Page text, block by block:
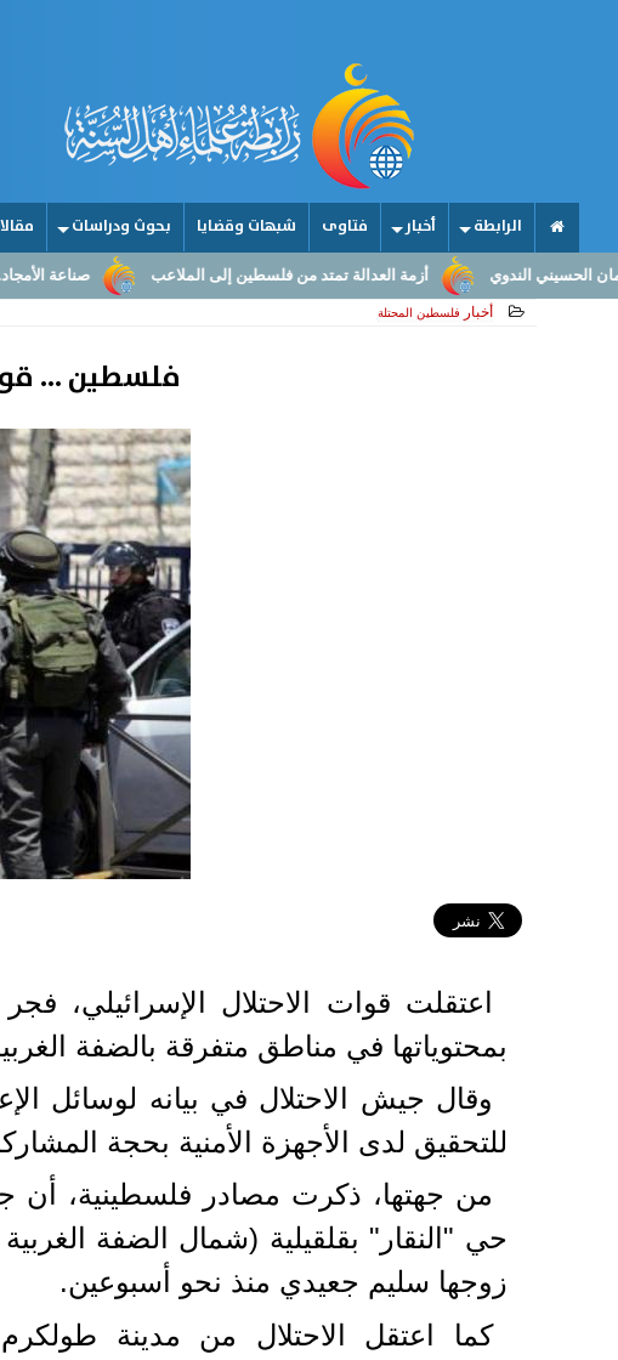
الرابطة أخبار فتاوى شبهات وقضايا بحوث ودراسات
صناعة الأمجاد.. من عقول المصلحين إلى أزمة العدالة تمتد من فلسطين إلى الملاعب
أخبار فلسطين المحتلة
فلسطين ... قوات الاحتلال
بمحتوياتها في مناطق متفرقة بالضفة
وقال جيش الاحتلال في بيانه لوسائل
للتحقيق لدى الأجهزة الأمنية بحجة
حي "النقار" بقلقيلية (شمال الضفة
زوجها سليم جعيدي منذ نحو أسبوعين.
كما اعتقل الاحتلال من مدينة